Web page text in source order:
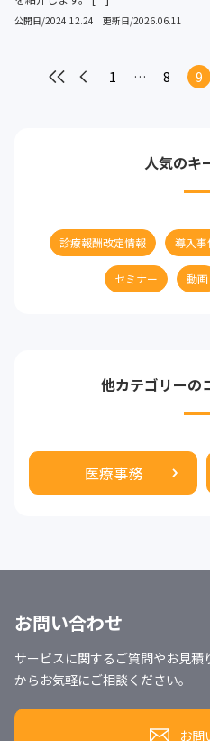
公開日/2024.12.24 更新日/2026.06.11
最初へ前へ
1 … 8 9
人気のキ
診療報酬改定情報 導入事
セミナー 動画
他カテゴリーの
医療事務
お問い合わせ
サービスに関するご質問やお見
からお気軽にご相談ください。
お問